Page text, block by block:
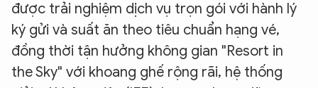
được trải nghiệm dịch vụ trọn gói với hành lý
ký gửi và suất ăn theo tiêu chuẩn hạng vé,
đồng thời tận hưởng không gian "Resort in
the Sky" với khoang ghế rộng rãi, hệ thống